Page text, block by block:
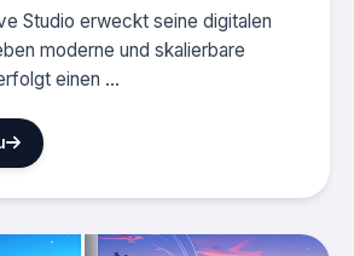
Studio erweckt seine digitalen
moderne und skalierbare
einen ...